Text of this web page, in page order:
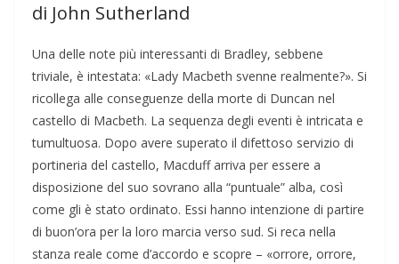
di John Sutherland
Una delle note più interessanti di Bradley, sebbene
triviale, è intestata: «Lady Macbeth svenne realmente?». Si
ricollega alle conseguenze della morte di Duncan nel
castello di Macbeth. La sequenza degli eventi è intricata e
tumultuosa. Dopo avere superato il difettoso servizio di
portineria del castello, Macduff arriva per essere a
disposizione del suo sovrano alla “puntuale” alba, così
come gli è stato ordinato. Essi hanno intenzione di partire
di buon’ora per la loro marcia verso sud. Si reca nella
stanza reale come d’accordo e scopre – «orrore, orrore,